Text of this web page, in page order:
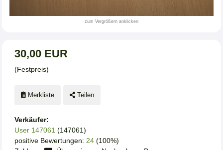
zum Vergrößern anklicken
30,00 EUR
(Festpreis)
Merkliste Teilen
Verkäufer:
User 147061 (147061)
positive Bewertungen: 24 (100%)